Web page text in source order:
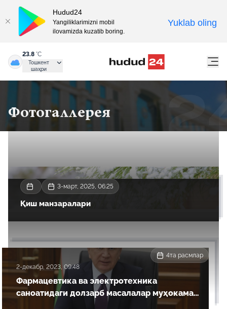
23.8 °C
Тошкент
шаҳри
Фотогаллерея
3-март, 2025, 06:25
Қиш манзаралари
4та расмлар
2-декабр, 2023, 09:48
Фармацевтика ва электротехника
саноатидаги долзарб масалалар муҳокама
Hudud24
Yangiliklarimizni mobil
ilovamizda kuzatib boring.
Yuklab oling